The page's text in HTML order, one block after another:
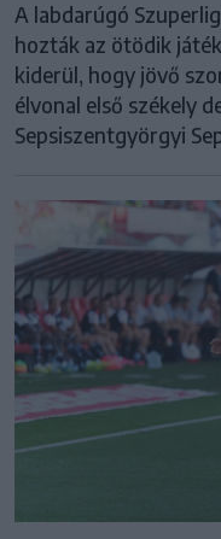
A labdarúgó
hozták az ötödik
kiderül, hogy jövő
élvonal első székely
Sepsiszentgyörgyi